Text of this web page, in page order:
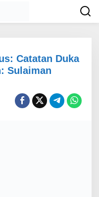
Catatan Duka
Sulaiman